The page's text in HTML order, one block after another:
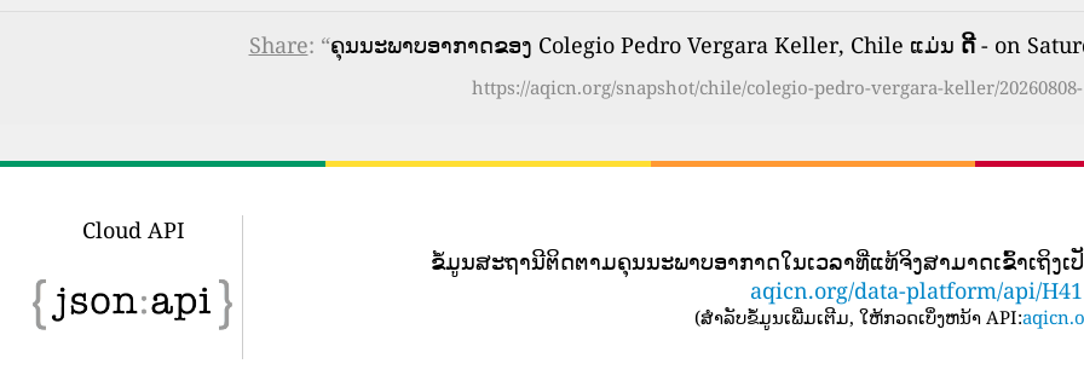
Share: “ຄຸນນະພາບອາກາດຂອງ Colegio Pedro Vergara Keller, Chile ແມ່ນ ດີ- on
https://aqicn.org/snapshot/chile/colegio-pedro-vergara-keller/20260808-
Cloud API
ຂໍ້​ມູນ​ສະ​ຖາ​ນີ​ຕິດ​ຕາມ​ຄຸນ​ນະ​ພາບ​ອາ​ກາດ​ໃນ​ເວ​ລາ​ທີ່​ແທ້​ຈິງ​ສາ​ມາດ​ເຂົ້າ​ເຖິງ​ເ
aqicn.org/data-platform/api/
(ສໍາລັບຂໍ້ມູນເພີ່ມເຕີມ, ໃຫ້ກວດເບິ່ງຫນ້າ API: